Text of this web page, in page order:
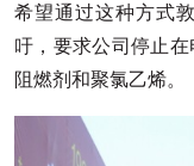
希望通过这种方式
吁，要求公司停止
阻燃剂和聚氯乙烯。